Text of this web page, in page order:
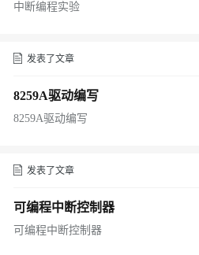
中断编程实验
发表了文章
8259A驱动编写
8259A驱动编写
发表了文章
可编程中断控制器
可编程中断控制器